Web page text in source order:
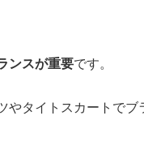
ンスが重要です。
タイトスカートで